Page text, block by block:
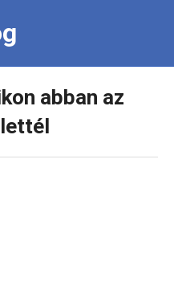
abban az